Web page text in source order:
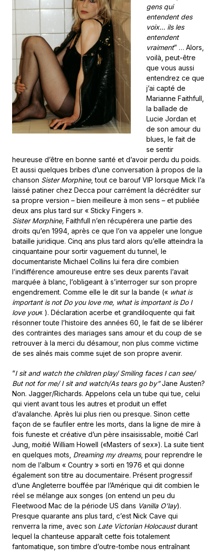
gens qui
entendent des
voix… ils les
entendent
vraiment” … Alors,
voilà, peut-être
que vous aussi
entendrez ce que
j’ai capté de
Marianne Faithfull,
la ballade de
Lucie Jordan et
de son amour du
blues, le fait de
se sentir
heureuse d’être en bonne santé et d’avoir perdu du poids.
Et aussi quelques bribes d’une conversation à propos de la
chanson Sister Morphine, tout ce barouf VIP lorsque Mick l’a
laissé patiner chez Decca pour carrément la décréditer sur
sa propre version – bien meilleure à mon sens – et publiée
deux ans plus tard sur « Sticky Fingers ».
Sister Morphine, Faithfull n’en récupérera une partie des
droits qu’en 1994, après ce que l’on va appeler une longue
bataille juridique. Cinq ans plus tard alors qu’elle atteindra la
cinquantaine pour sortir vaguement du tunnel, le
documentariste Michael Collins lui fera dire combien
l’indifférence amoureuse entre ses deux parents l’avait
marquée à blanc, l’obligeant à s’interroger sur son propre
engendrement. Comme elle le dit sur la bande (« what is
important is not Do you love me, what is important is Do I
love you« ). Déclaration acerbe et grandiloquente qui fait
résonner toute l’histoire des années 60, le fait de se libérer
des contraintes des mariages sans amour et du coup de se
retrouver à la merci du désamour, non plus comme victime
de ses aînés mais comme sujet de son propre avenir.
“I sit and watch the children play/ Smiling faces I can see/
But not for me/ I sit and watch/As tears go by”Jane Austen?
Non. Jagger/Richards. Appelons cela un tube qui tue, celui
qui vient avant tous les autres et produit un effet
d’avalanche. Après lui plus rien ou presque. Sinon cette
façon de se faufiler entre les morts, dans la ligne de mire à
fois funeste et créative d’un père insaisissable, moitié Carl
Jung, moitié William Howell («Masters of sex»). La suite tient
en quelques mots, Dreaming my dreams, pour reprendre le
nom de l’album « Country » sorti en 1976 et qui donne
également son titre au documentaire. Présent progressif
d’une Angleterre bouffée par l’Amérique qui dit combien le
réel se mélange aux songes (on entend un peu du
Fleetwood Mac de la période US dans Vanilla O’lay).
Presque quarante ans plus tard, c’est Nick Cave qui
renverra la rime, avec son Late Victorian Holocaustdurant
lequel la chanteuse apparaît cette fois totalement
fantomatique, son timbre d’outre-tombe nous entraînant